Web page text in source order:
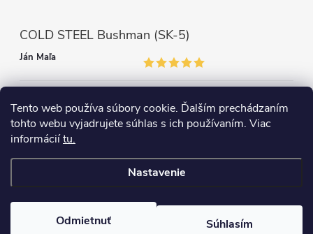
Tento web používa súbory cookie. Ďalším prechádzaním
tohto webu vyjadrujete súhlas s ich používaním. Viac
informáciítu.
Nastavenie
Odmietnuť Súhlasím
COLD STEEL Bushman (SK-5)
Ján Maľa
Môžem len povedať super,super a super nôž
survival-shop. Všetky práva vyhradené.